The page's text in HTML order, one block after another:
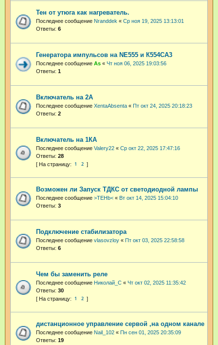
Тен от утюга как нагреватель.
Последнее сообщение Nranddek « Ср ноя 19, 2025 13:13:01
Ответы: 6
Генератора импульсов на NE555 и К554СА3
Последнее сообщение As « Чт ноя 06, 2025 19:03:56
Ответы: 1
Включатель на 2А
Последнее сообщение XentaAbsenta « Пт окт 24, 2025 20:18:23
Ответы: 2
Включатель на 1КА
Последнее сообщение Valery22 « Ср окт 22, 2025 17:47:16
Ответы: 28
1 2
Возможен ли Запуск ТДКС от светодиодной лампы
Последнее сообщение >TEHb< « Вт окт 14, 2025 15:04:10
Ответы: 3
Подключение стабилизатора
Последнее сообщение vlasovzloy « Пт окт 03, 2025 22:58:58
Ответы: 6
Чем бы заменить реле
Последнее сообщение Николай_С « Чт окт 02, 2025 11:35:42
Ответы: 30
1 2
дистанционное управление сервой ,на одном канале
Последнее сообщение Nail_102 « Пн сен 01, 2025 20:35:09
Ответы: 19